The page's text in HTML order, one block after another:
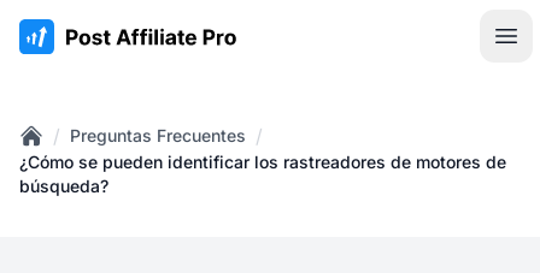
:site.title
Home
/ Preguntas Frecuentes /
¿Cómo se pueden identificar los rastreadores de motores de
búsqueda?